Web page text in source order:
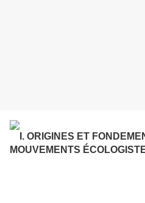
I. ORIGINES ET
MOUVEMENTS